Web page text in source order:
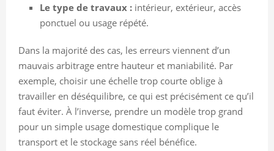
Le type de travaux : intérieur, extérieur, accès
ponctuel ou usage répété.
Dans la majorité des cas, les erreurs viennent d’un
mauvais arbitrage entre hauteur et maniabilité. Par
exemple, choisir une échelle trop courte oblige à
travailler en déséquilibre, ce qui est précisément ce qu’il
faut éviter. À l’inverse, prendre un modèle trop grand
pour un simple usage domestique complique le
transport et le stockage sans réel bénéfice.